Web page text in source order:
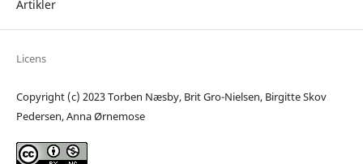
Artikler
Licens
Copyright (c) 2023 Torben Næsby, Brit Gro-Nielsen, Birgitte Skov
Pedersen, Anna Ørnemose